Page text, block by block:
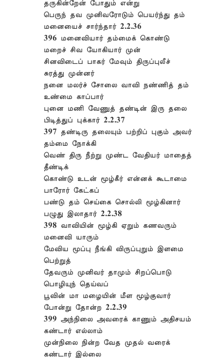
தருகின்றேன் போதும் என்று
பெருந் தவ முனிவரோடும் பெயர்ந்து தம்
மனையைச் சார்ந்தார் 2.2.36
396 மனைவியார் தம்மைக் கொண்டு
மறைச் சிவ யோகியார் முன்
சினவிடைப் பாகர் மேவும் திருப்புலீச்
சுரத்து முன்னர்
நனை மலர்ச் சோலை வாவி நண்ணித் தம்
உண்மை காப்பார்
புனை மணி வேணுத் தண்டின் இரு தலை
பிடித்துப் புக்கார் 2.2.37
397 தண்டிரு தலையும் பற்றிப் புகும் அவர்
தம்மை நோக்கி
வெண் திரு நீற்று முண்ட வேதியர் மாதைத்
தீண்டிக்
கொண்டு உடன் மூழ்கீர் என்னக் கூடாமை
பாரோர் கேட்கப்
பண்டு தம் செய்கை சொல்லி மூழ்கினார்
பழுது இலாதார் 2.2.38
398 வாவியின் மூழ்கி ஏறும் கணவரும்
மனைவி யாரும்
மேவிய மூப்பு நீங்கி விருப்புறும் இளமை
பெற்றுத்
தேவரும் முனிவர் தாமும் சிறப்பொடு
பொழியுந் தெய்வப்
பூவின் மா மழையின் மீள மூழ்குவார்
போன்று தோன்ற 2.2.39
399 அந்நிலை அவரைக் காணும் அதிசயம்
கண்டார் எல்லாம்
முன்நிலை நின்ற வேத முதல் வரைக்
கண்டார் இல்லை